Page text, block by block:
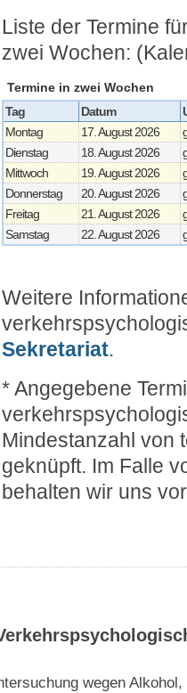
Liste der Termine
zwei Wochen:
Termine in zwei Wochen
Tag
Datum
Montag
17. August 2026
Dienstag
18. August 2026
Mittwoch
19. August 2026
Donnerstag
20. August 2026
Freitag
21. August 2026
Samstag
22. August 2026
Weitere
Sekretariat.
* Angegebene
Mindestanzahl von
geknüpft. Im Falle
behalten wir uns
wegen